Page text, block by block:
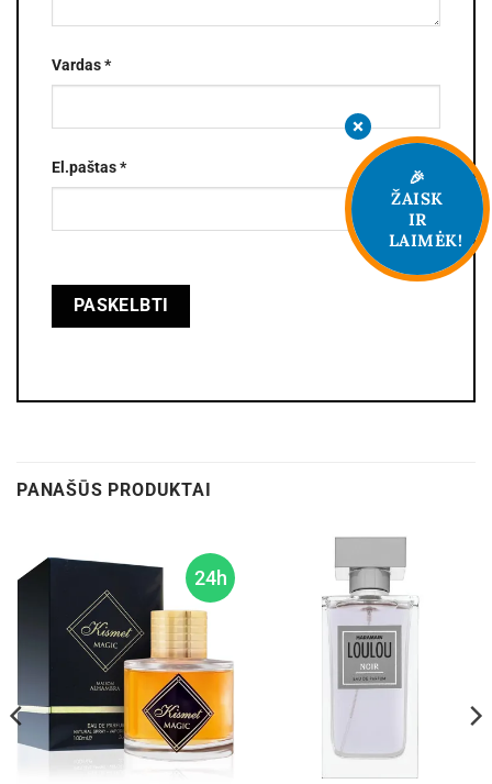
Vardas*
El.paštas*
PANAŠŪS PRODUKTAI
24h
🎉
ŽAISK
IR
LAIMĖK!